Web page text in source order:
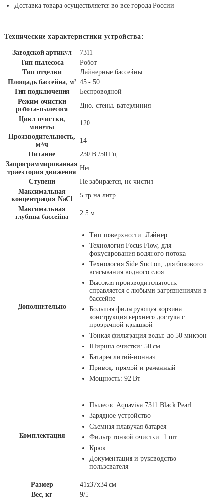
Доставка товара осуществляется во все города России
Технические характеристики устройства:
Заводской артикул
7311
Тип пылесоса
Робот
Тип отделки
Лайнерные бассейны
Площадь бассейна, м² 45 - 50
Тип подключения
Беспроводной
Режим очистки
робота-пылесоса
Дно, стены, ватерлиния
Цикл очистки,
минуты
120
Производительность,
м³/ч
14
Питание
230 В /50 Гц
Запрограммированная
траектория движения
Нет
Ступени
Не забирается, не чистит
Максимальная
концентрация NaCl
5 гр на литр
Максимальная
глубина бассейна
2.5 м
Дополнительно
Тип поверхности: Лайнер
Технология Focus Flow, для
фокусирования водяного потока
Технология Side Suction, для бокового
всасывания водного слоя
Высокая производительность:
справляется с любыми загрязнениями в
бассейне
Большая фильтрующая корзина:
конструкция верхнего доступа с
прозрачной крышкой
Тонкая фильтрация воды: до 50 микрон
Ширина очистки: 50 см
Батарея литий-ионная
Привод: прямой и ременный
Мощность: 92 Вт
Комплектация
Пылесос Aquaviva 7311 Black Pearl
Зарядное устройство
Съемная плавучая батарея
Фильтр тонкой очистки: 1 шт.
Крюк
Документация и руководство
пользователя
Размер
41x37x34 см
Вес, кг
9/5